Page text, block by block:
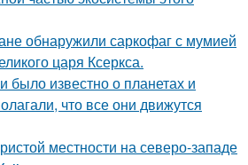
обнаружили саркофаг с мумией
царя Ксеркса.
было известно о планетах и
что все они движутся
местности на северо-западе